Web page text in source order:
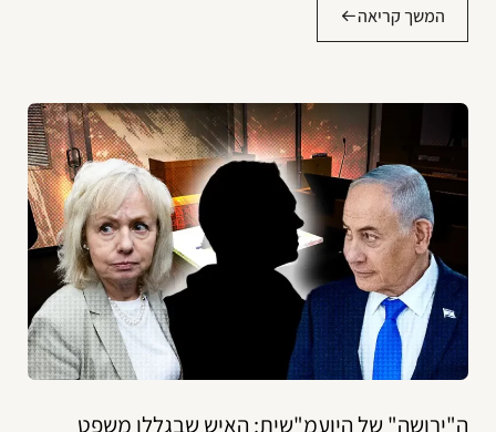
המשך קריאה
ה"ירושה" של היועמ"שית: האיש שבגללו משפט